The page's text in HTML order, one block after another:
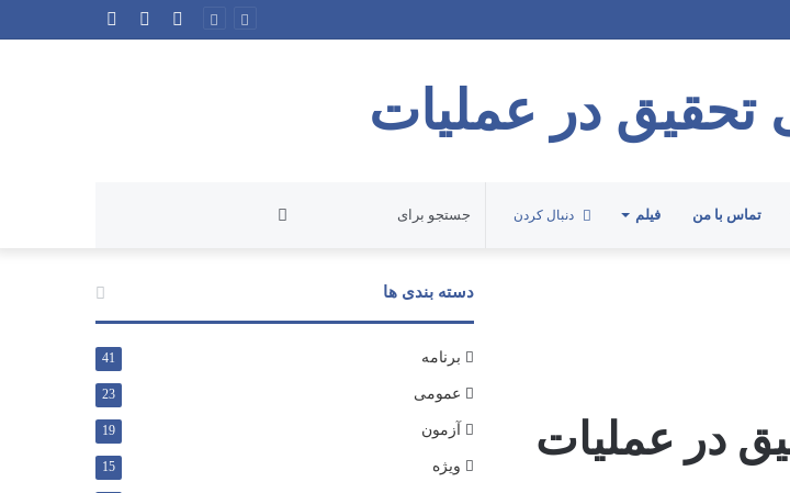
تست موسسه پژوهش (پکیج آموزشی درس و تست) نوشته ورود
در عملیات
تماس با من فیلم دنبال کردن
در عملیات
دسته بندی ها
برنامه 41
عمومی 23
آزمون 19
ویژه 15